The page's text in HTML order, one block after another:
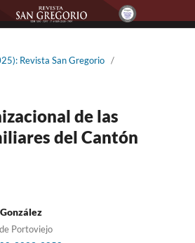
Revista San Gregorio /
de las
del Cantón
Portoviejo